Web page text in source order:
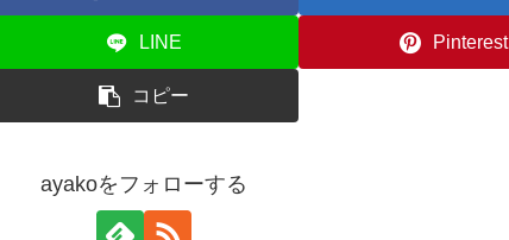
LINE Pinterest
コピー
ayakoをフォローする